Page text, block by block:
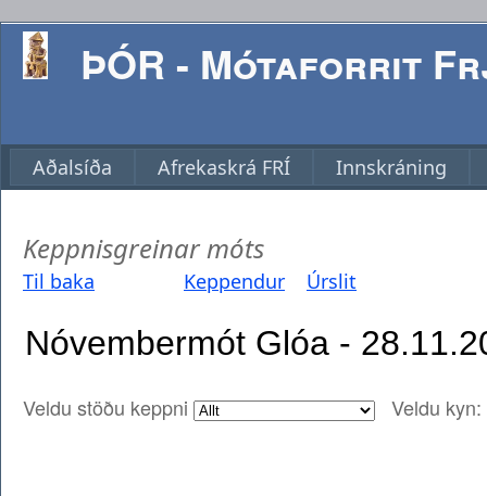
ÞÓR - Mótaforrit
Aðalsíða Afrekaskrá FRÍ Innskráning
Keppnisgreinar móts
Til baka Keppendur Úrslit
Veldu stöðu keppni Veldu kyn: